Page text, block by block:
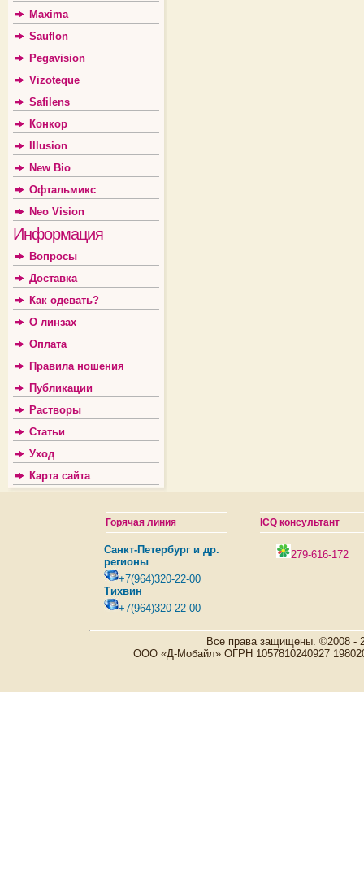
Maxima
Sauflon
Pegavision
Vizoteque
Safilens
Конкор
Illusion
New Bio
Офтальмикс
Neo Vision
Информация
Вопросы
Доставка
Как одевать?
О линзах
Оплата
Правила ношения
Публикации
Растворы
Статьи
Уход
Карта сайта
Горячая линия
Санкт-Петербург и др.
регионы
+7(964)320-22-00
Тихвин
+7(964)320-22-00
ICQ консультант
279-616-172
Все права защищены. ©2008 -
ООО «Д-Мобайл» ОГРН 1057810240927